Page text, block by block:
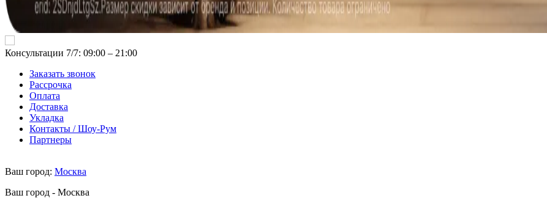
Консультации 7/7: 09:00 ‒ 21:00
Заказать звонок
Рассрочка
Оплата
Доставка
Укладка
Контакты / Шоу-Рум
Партнеры
Ваш город: Москва
Ваш город - Москва